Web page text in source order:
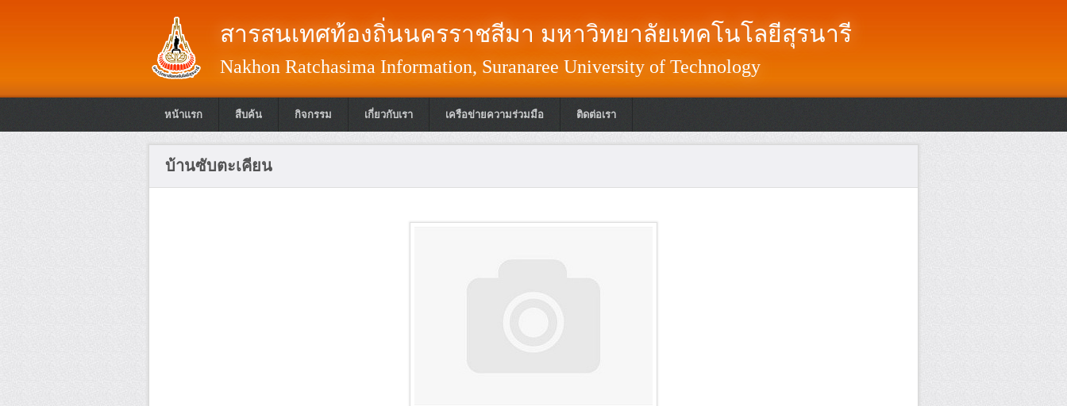
สารสนเทศท้องถิ่นนครราชสีมา มหาวิทยาลัยเทคโนโลยีสุรนารี
Nakhon Ratchasima Information, Suranaree University of Technology
หน้าแรก สืบค้น กิจกรรม เกี่ยวกับเรา เครือข่ายความร่วมมือ ติดต่อเรา
บ้านซับตะเคียน